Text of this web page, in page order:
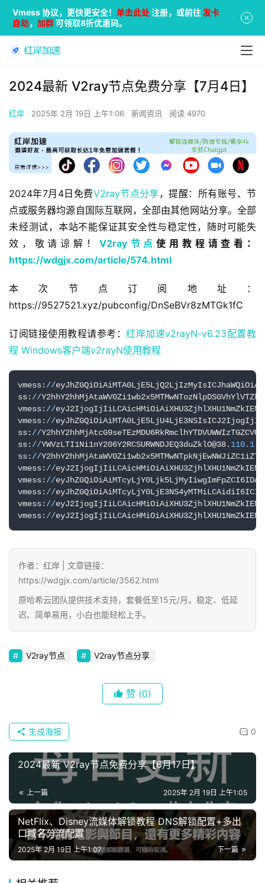
2024最新 V2ray节点免费分享【7月4日】
红岸 2025年 2月 19日 上午1:06 新闻资讯 阅读 4970
2024年7月4日免费V2ray节点分享，提醒：所有账号、节
点或服务器均源自国际互联网，全部由其他网站分享。全部
未经测试，本站不能保证其安全性与稳定性，随时可能失
效，敬请谅解！ V2ray节点使用教程请查看：
https://wdgjx.com/article/574.html
本次节点订阅地址：
https://9527521.xyz/pubconfig/DnSeBVr8zMTGk1fC
订阅链接使用教程请参考：红岸加速v2rayN-v6.23配置教
程 Windows客户端v2rayN使用教程
vmess: //
ss: //
vmess: //
vmess: //
ss: //
ss: //YWVzLTI1Ni1nY206Y2RCSURWNDJEQ3duZklO@38. 110.1
ss: //
vmess: //
vmess: //
vmess: //
vmess: //
vmess: //
作者：红岸 | 文章链接：
https://wdgjx.com/article/3562.html
原哈希云团队提供技术支持，套餐低至15元/月。稳定、低延
迟、简单易用，小白也能轻松上手。
V2ray节点 V2ray节点分享
赞 (0)
0
生成海报
2024最新 V2ray节点免费分享【6月17日】
上一篇 2025年 2月 19日 上午1:05
NetFlix、Disney流媒体解锁教程 DNS解锁配置+多出
口域名分流配置
下一篇
2025年 2月 19日 上午1:07
Vmess 协议，更快更安全！ 单击此处注册，或前往 发卡
自助， 加群可领取8折优惠码。